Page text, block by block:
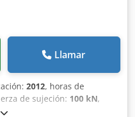
Llamar
2012, horas de
de sujeción: 100 kN,
201 cm³